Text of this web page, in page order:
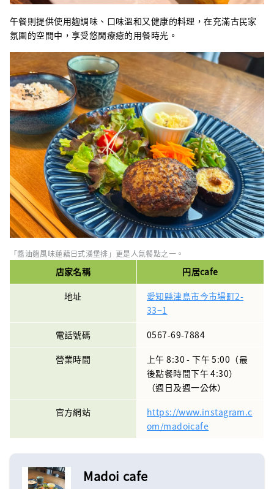
午餐則提供使用麴調味、口味溫和又健康的料理，在充滿古民家
氛圍的空間中，享受悠閒療癒的用餐時光。
「醬油麴風味蓮藕日式漢堡排」更是人氣餐點之一。
店家名稱
円居cafe
地址
愛知縣津島市今市場町2-
33−1
電話號碼
0567-69-7884
營業時間
上午 8:30 - 下午 5:00（最
後點餐時間下午 4:30）
（週日及週一公休）
官方網站
https://www.instagram.c
om/madoicafe
Madoi cafe